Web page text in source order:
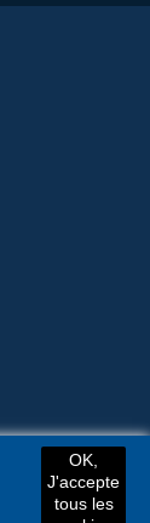
OK,
J'accepte
tous les